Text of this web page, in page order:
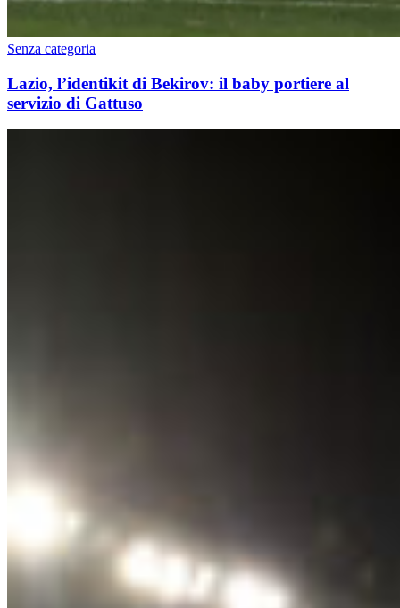
Senza categoria
Lazio, l’identikit di Bekirov: il baby portiere al
servizio di Gattuso